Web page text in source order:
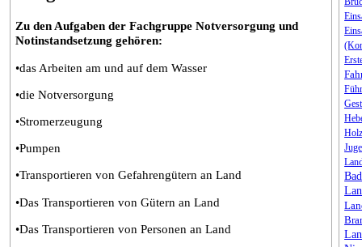
Zu den Aufgaben der Fachgruppe Notversorgung und
Notinstandsetzung gehören:
•das Arbeiten am und auf dem Wasser
•die Notversorgung
•Stromerzeugung
•Pumpen
•Transportieren von Gefahrengütern an Land
•Das Transportieren von Gütern an Land
•Das Transportieren von Personen an Land